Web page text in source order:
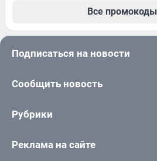
Все промокоды
Подписаться на новости
Сообщить новость
Рубрики
Реклама на сайте